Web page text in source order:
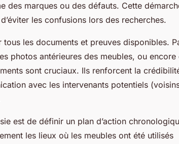
des marques ou des défauts. Cette
les confusions lors des recherches.
les documents et preuves disponibles.
photos antérieures des meubles, ou encore
sont cruciaux. Ils renforcent la
avec les intervenants potentiels
est de définir un plan d’action
les lieux où les meubles ont été utilisés